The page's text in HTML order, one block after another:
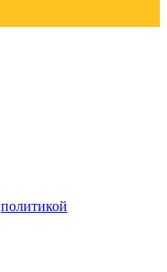
политикой